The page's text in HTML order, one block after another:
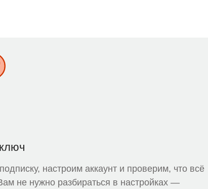
настроим аккаунт и проверим, что всё
не нужно разбираться в настройках —